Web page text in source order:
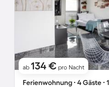
ab 134 € pro Nacht
Ferienwohnung ∙ 4 Gäste ∙